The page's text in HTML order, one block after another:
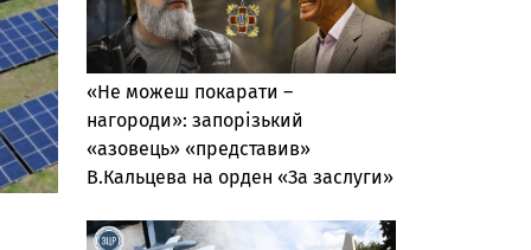
«Не можеш покарати –
нагороди»: запорізький
«азовець» «представив»
В.Кальцева на орден «За заслуги»